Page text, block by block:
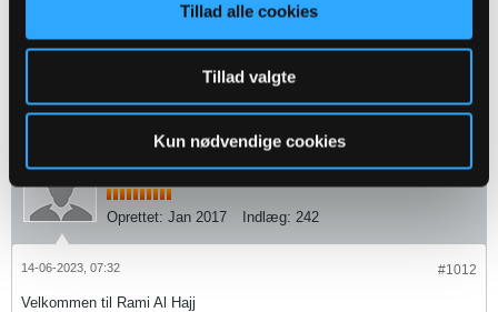
Tillad alle cookies
Tillad valgte
Kun nødvendige cookies
OB teaser for en nyhed med underskrift på Twitter nu
Senior Member
Oprettet: Jan 2017 Indlæg: 242
#1012
14-06-2023, 07:32
Velkommen til Rami Al Hajj